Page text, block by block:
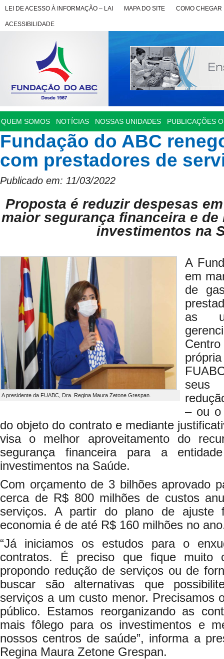
LEI DE ACESSO À INFORMAÇÃO – LAI MAPA DO SITE COMO CHEGAR
ACESSIBILIDADE
QUEM SOMOS NOTÍCIAS NOSSAS UNIDADES PUBLICAÇÕES
Fundação do ABC
com prestadores de
Publicado em: 11/03/2022
Proposta é reduzir despesas
maior segurança financeira e
investimentos na
A presidente da FUABC, Dra. Regina Maura Zetone Grespan.
A
em
de
as
seus
– ou o
do objeto do contrato e mediante
visa o melhor aproveitamento do
segurança financeira para a
investimentos na Saúde.
Com orçamento de 3 bilhões aprovado
cerca de R$ 800 milhões de custos
serviços. A partir do plano de ajuste
economia é de até R$ 160 milhões no
“Já iniciamos os estudos para o
contratos. É preciso que fique muito
propondo redução de serviços ou de
buscar são alternativas que
serviços a um custo menor. Precisamos
público. Estamos reorganizando as
mais fôlego para os investimentos e
nossos centros de saúde”, informa a
Regina Maura Zetone Grespan.